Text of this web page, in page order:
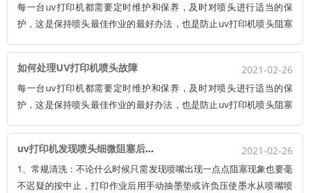
每一台uv打印机都需要定时维护和保养，及时对喷头进行适当的保
护，这是保持喷头最佳作业的最好办法，也是防止uv打印机喷头阻塞
一个喷头动辄几万。 有时喷头阻塞无法出墨，只需要我们简单清洗，
就可以使其正常运行。
如何处理UV打印机喷头故障 2021-02-26
每一台uv打印机都需要定时维护和保养，及时对喷头进行适当的保
护，这是保持喷头最佳作业的最好办法，也是防止uv打印机喷头阻塞
一个喷头动辄几万。 有时喷头阻塞无法出墨，只需要我们简单清洗，
就可以使其正常运行。
uv打印机发现喷头细微阻塞后的处理办法 2021-02-26
1、常规清洗：不论什么时候只需发现喷嘴出现一点点阻塞现象也要毫
不迟疑的按中止，打印作业后用手动抽墨垫或许负压使墨水从喷嘴喷